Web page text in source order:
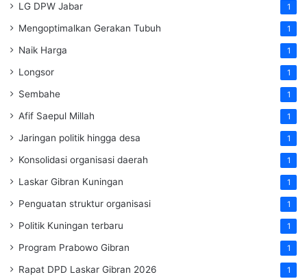
LG DPW Jabar 1
Mengoptimalkan Gerakan Tubuh 1
Naik Harga 1
Longsor 1
Sembahe 1
Afif Saepul Millah 1
Jaringan politik hingga desa 1
Konsolidasi organisasi daerah 1
Laskar Gibran Kuningan 1
Penguatan struktur organisasi 1
Politik Kuningan terbaru 1
Program Prabowo Gibran 1
Rapat DPD Laskar Gibran 2026 1